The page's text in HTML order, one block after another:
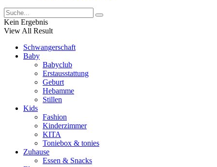
Kein Ergebnis
View All Result
Schwangerschaft
Baby
Babyclub
Erstausstattung
Geburt
Hebamme
Stillen
Kids
Fashion
Kinderzimmer
KITA
Toniebox & tonies
Zuhause
Essen & Snacks